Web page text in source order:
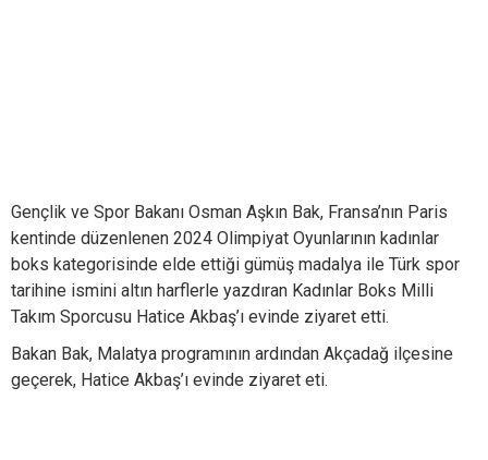
Gençlik ve Spor Bakanı Osman Aşkın Bak, Fransa’nın Paris
kentinde düzenlenen 2024 Olimpiyat Oyunlarının kadınlar
boks kategorisinde elde ettiği gümüş madalya ile Türk spor
tarihine ismini altın harflerle yazdıran Kadınlar Boks Milli
Takım Sporcusu Hatice Akbaş’ı evinde ziyaret etti.
Bakan Bak, Malatya programının ardından Akçadağ ilçesine
geçerek, Hatice Akbaş’ı evinde ziyaret eti.